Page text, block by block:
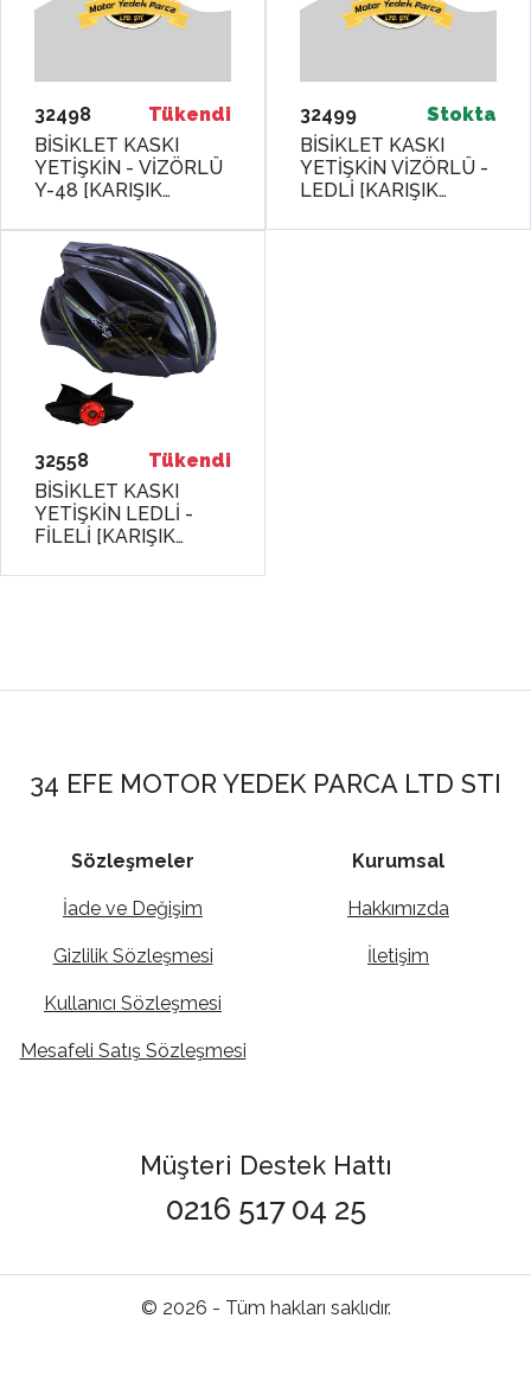
32498
Tükendi
BİSİKLET KASKI
YETİŞKİN - VİZÖRLÜ
Y-48 [KARIŞIK
/ L
32499
Stokta
BİSİKLET KASKI
YETİŞKİN VİZÖRLÜ -
LEDLİ [KARIŞIK
cm / L] RECTUS
32558
Tükendi
BİSİKLET KASKI
YETİŞKİN LEDLİ -
FİLELİ [KARIŞIK
cm / L] RECTUS
34 EFE MOTOR YEDEK PARCA LTD STI
Sözleşmeler
İade ve Değişim
Gizlilik Sözleşmesi
Kullanıcı Sözleşmesi
Mesafeli Satış Sözleşmesi
Kurumsal
Hakkımızda
İletişim
Müşteri Destek Hattı
0216 517 04 25
© 2026 - Tüm hakları saklıdır.